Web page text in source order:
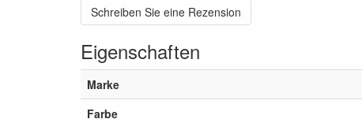
Schreiben Sie eine Rezension
Eigenschaften
Marke
Farbe